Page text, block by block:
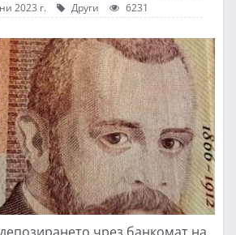
2023 г. Други 6231
чрез банкомат на